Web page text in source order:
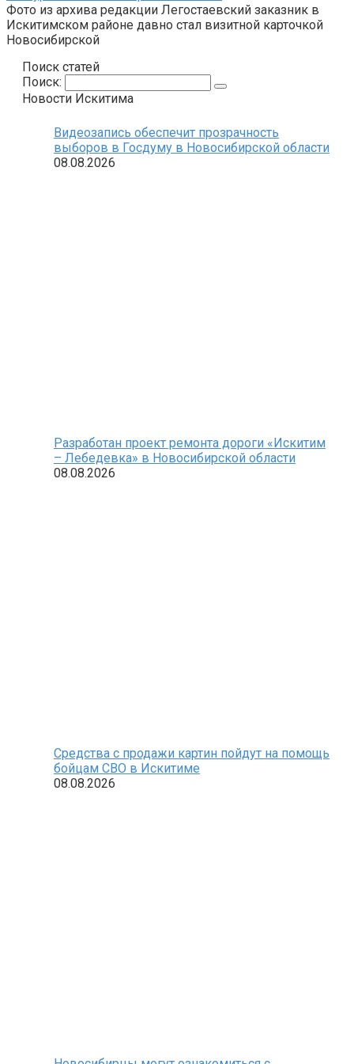
Фото из архива редакции Легостаевский заказник в
Искитимском районе давно стал визитной карточкой
Новосибирской
Поиск статей
Поиск:
Новости Искитима
Видеозапись обеспечит прозрачность
выборов в Госдуму в Новосибирской области
08.08.2026
Разработан проект ремонта дороги «Искитим
– Лебедевка» в Новосибирской области
08.08.2026
Средства с продажи картин пойдут на помощь
бойцам СВО в Искитиме
08.08.2026